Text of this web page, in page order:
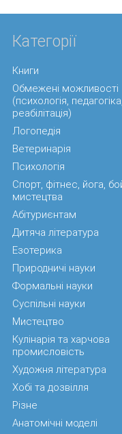
Категорії
Книги
Обмежені можливості
(психологія, педагогіка,
реабілітація)
Логопедія
Ветеринарія
Психологія
Спорт, фітнес, йога,
мистецтва
Абітуриєнтам
Дитяча література
Езотерика
Природничі науки
Формальні науки
Суспільні науки
Мистецтво
Кулінарія та харчова
промисловість
Художня література
Хобі та дозвілля
Різне
Анатомічні моделі